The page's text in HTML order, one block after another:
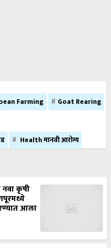
Farming
Goat Rearing
Health मानवी आरोग्य
कृषी
आला